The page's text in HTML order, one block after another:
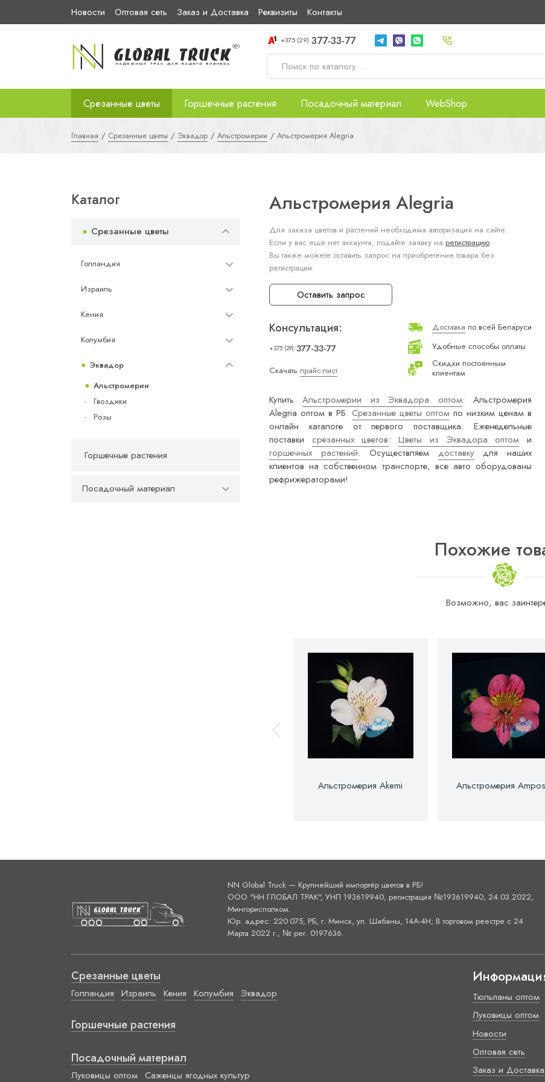
Новости Оптовая сеть Заказ и Доставка Реквизиты Контакты
+375 (29) 377-33-77
Срезанные цветы Горшечные растения Посадочный материал WebShop
Главная Срезанные цветы Эквадор Альстромерии Альстромерия Alegria
Каталог
Срезанные цветы
Голландия
Израиль
Кения
Колумбия
Эквадор
Альстромерии
Гвоздики
Розы
Горшечные растения
Посадочный материал
Альстромерия Alegria
Для заказа цветов и растений необходима авторизация на сайте.
Если у вас еще нет аккаунта, подайте заявку на регистрацию.
Вы также можете оставить запрос на приобретение товара без
регистрации.
Оставить запрос
Консультация:
+375 (29) 377-33-77
Скачать прайс-лист
Доставка по всей Беларуси
Удобные способы оплаты
Скидки постоянным
клиентам
КупитьАльстромерии из Эквадора оптом: Альстромерия
Alegria оптом в РБ. Срезанные цветы оптом по низким ценам в
онлайн каталоге от первого поставщика. Еженедельные
поставки срезанных цветов:Цветы из Эквадора оптом и
горшечных растений. Осуществляем доставкудля наших
клиентов на собственном транспорте, все авто оборудованы
рефрижераторами!
Похожие
Возможно, вас
Альстромерия Akemi Альстромерия
NN Global Truck — Крупнейший импортёр цветов в РБ!
ООО "НН ГЛОБАЛ ТРАК", УНП 193619940, регистрация №193619940, 24.03.2022,
Мингорисполком.
Юр. адрес: 220 075, РБ, г. Минск, ул. Шабаны, 14А-4H; В торговом реестре с 24
Марта 2022 г., № рег. 0197636.
Срезанные цветы
Голландия Израиль Кения Колумбия Эквадор
Горшечные растения
Посадочный материал
Луковицы оптом Саженцы ягодных культур
Тюльпаны оптом
Луковицы оптом
Новости
Оптовая сеть
Заказ и Доставка